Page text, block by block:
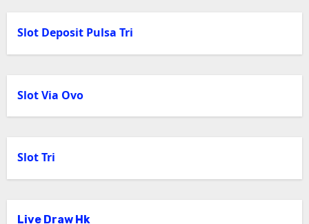
Slot Deposit Pulsa Tri
Slot Via Ovo
Slot Tri
Live Draw Hk